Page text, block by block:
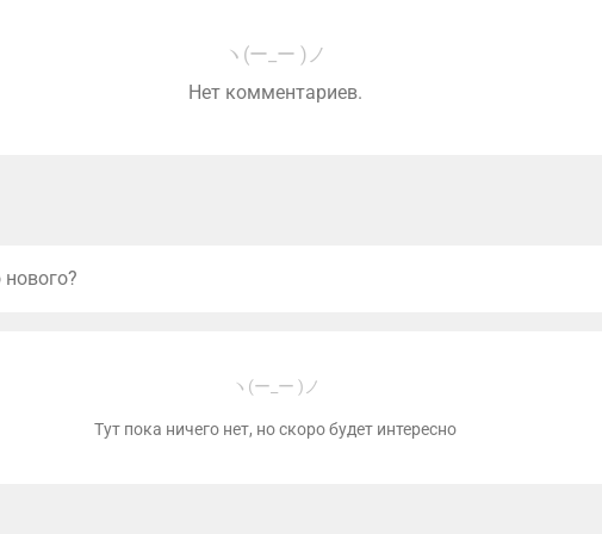
ヽ(ー_ー )ノ
Нет комментариев.
нового?
ヽ(ー_ー )ノ
Тут пока ничего нет, но скоро будет интересно